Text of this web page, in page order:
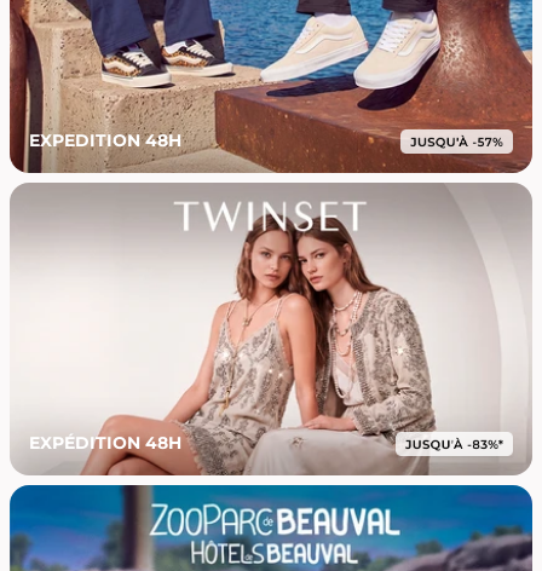
EXPEDITION 48H
EXPÉDITION 48H